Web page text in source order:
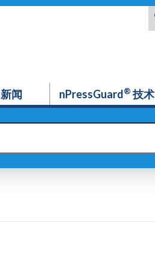
新闻 nPressGuard®技术